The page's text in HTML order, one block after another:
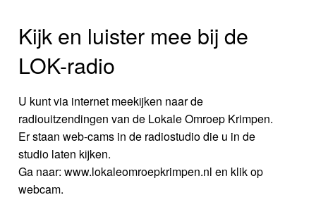
Kijk en luister mee bij de
LOK-radio
U kunt via internet meekijken naar de
radiouitzendingen van de Lokale Omroep Krimpen.
Er staan web-cams in de radiostudio die u in de
studio laten kijken.
Ga naar: www.lokaleomroepkrimpen.nl en klik op
webcam.